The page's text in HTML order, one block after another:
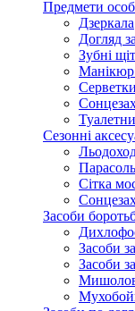
Предмети
Дзеркала
Догляд
Зубні
Манікюр
Сезонні
Сітка
Засоби
Засоби
Засоби